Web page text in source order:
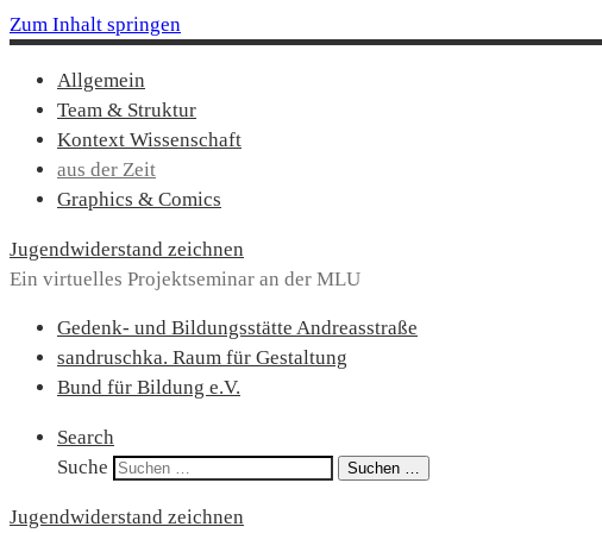
Zum Inhalt springen
Allgemein
Team & Struktur
Kontext Wissenschaft
aus der Zeit
Graphics & Comics
Jugendwiderstand zeichnen
Ein virtuelles Projektseminar an der MLU
Gedenk- und Bildungsstätte Andreasstraße
sandruschka. Raum für Gestaltung
Bund für Bildung e.V.
Search
Suche
Suchen …
Jugendwiderstand zeichnen